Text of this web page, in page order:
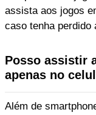
assista aos jogos
caso tenha perdido
Posso assistir
apenas no
Além de